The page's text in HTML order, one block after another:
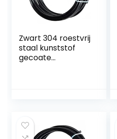
Zwart 304 roestvrij
staal kunststof
gecoate